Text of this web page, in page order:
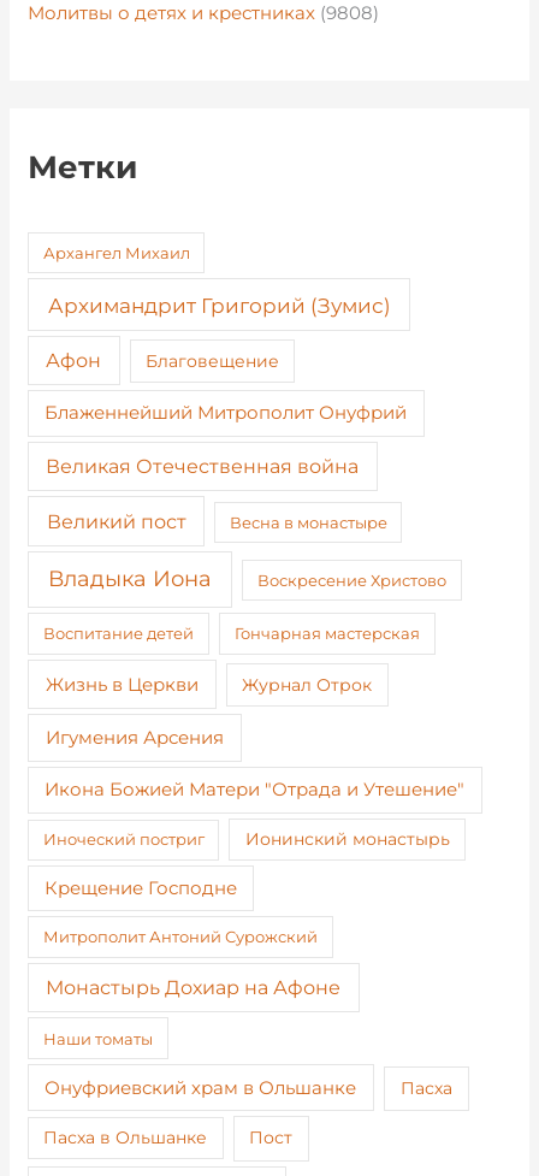
Молитвы о детях и крестниках (9808)
Метки
Архангел Михаил
Архимандрит Григорий (Зумис)
Афон Благовещение
Блаженнейший Митрополит Онуфрий
Великая Отечественная война
Великий пост Весна в монастыре
Владыка Иона Воскресение Христово
Воспитание детей Гончарная мастерская
Жизнь в Церкви Журнал Отрок
Игумения Арсения
Икона Божией Матери "Отрада и Утешение"
Иноческий постриг Ионинский монастырь
Крещение Господне
Митрополит Антоний Сурожский
Монастырь Дохиар на Афоне
Наши томаты
Онуфриевский храм в Ольшанке Пасха
Пасха в Ольшанке Пост